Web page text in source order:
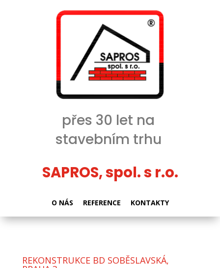
přes 30 let na
stavebním trhu
SAPROS, spol. s r.o.
O NÁS REFERENCE KONTAKTY
REKONSTRUKCE BD SOBĚSLAVSKÁ,